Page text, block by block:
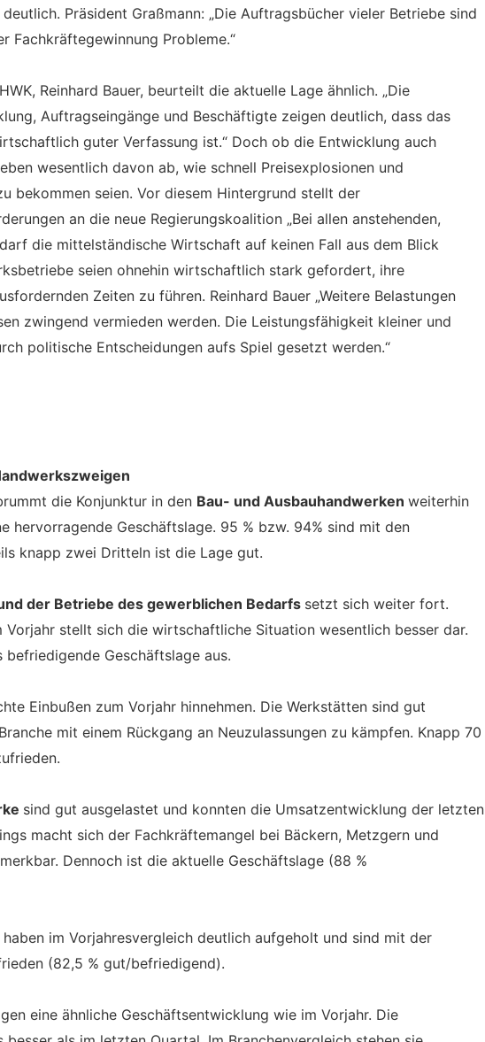
Präsident Graßmann: „Die Auftragsbücher vieler Betriebe sind
Fachkräftegewinnung Probleme.“
Reinhard Bauer, beurteilt die aktuelle Lage ähnlich. „Die
Auftragseingänge und Beschäftigte zeigen deutlich, dass das
guter Verfassung ist.“ Doch ob die Entwicklung auch
wesentlich davon ab, wie schnell Preisexplosionen und
bekommen seien. Vor diesem Hintergrund stellt der
an die neue Regierungskoalition „Bei allen anstehenden,
die mittelständische Wirtschaft auf keinen Fall aus dem Blick
seien ohnehin wirtschaftlich stark gefordert, ihre
Zeiten zu führen. Reinhard Bauer „Weitere Belastungen
zwingend vermieden werden. Die Leistungsfähigkeit kleiner und
politische Entscheidungen aufs Spiel gesetzt werden.“
die Konjunktur in den Bau- und Ausbauhandwerken weiterhin
hervorragende Geschäftslage. 95 % bzw. 94% sind mit den
knapp zwei Dritteln ist die Lage gut.
der Betriebe des gewerblichen Bedarfs setzt sich weiter fort.
Vorjahr stellt sich die wirtschaftliche Situation wesentlich besser dar.
befriedigende Geschäftslage aus.
Einbußen zum Vorjahr hinnehmen. Die Werkstätten sind gut
mit einem Rückgang an Neuzulassungen zu kämpfen. Knapp 70
sind gut ausgelastet und konnten die Umsatzentwicklung der letzten
macht sich der Fachkräftemangel bei Bäckern, Metzgern und
Dennoch ist die aktuelle Geschäftslage (88 %
haben im Vorjahresvergleich deutlich aufgeholt und sind mit der
(82,5 % gut/befriedigend).
eine ähnliche Geschäftsentwicklung wie im Vorjahr. Die